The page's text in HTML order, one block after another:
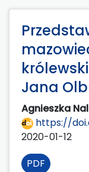
Jana
Agnieszka
https://
2020-01-12
PDF